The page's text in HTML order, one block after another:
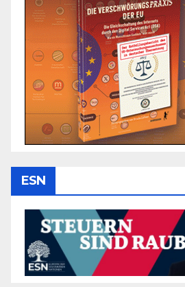
ESN